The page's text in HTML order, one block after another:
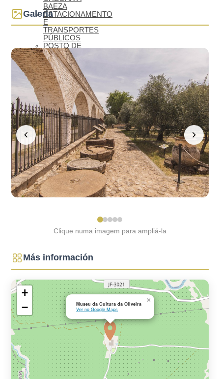
BAEZA
ESTACIONAMENTO
E
TRANSPORTES
PÚBLICOS
POSTO DE
TURISMO
BAEZA
ACESSÍVEL
BAEZA,
PATRIMÓNIO
MUNDIAL
Galeria
Clique numa imagem para ampliá-la
Más información
Museu da Cultura da Oliveira
Ver no Google Maps
×
+
−